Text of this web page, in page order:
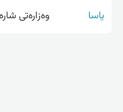
یاسا وەزارەتی